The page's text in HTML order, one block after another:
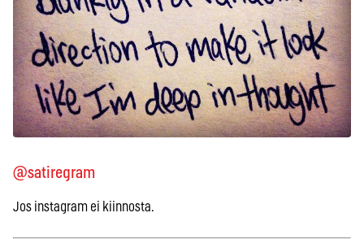
@satiregram
Jos instagram ei kiinnosta.